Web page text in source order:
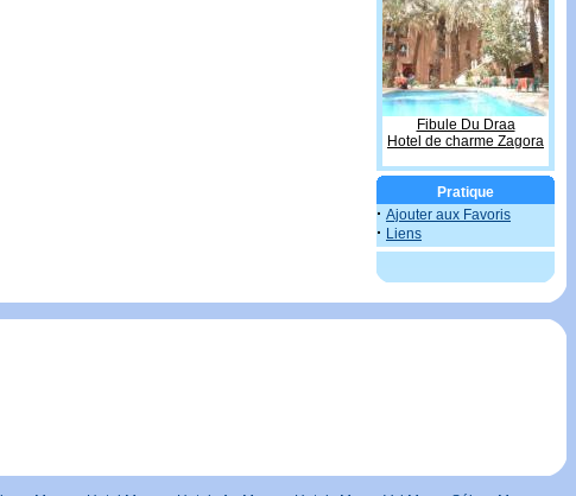
Fibule Du Draa
Hotel de charme Zagora
Pratique
· Ajouter aux Favoris
· Liens